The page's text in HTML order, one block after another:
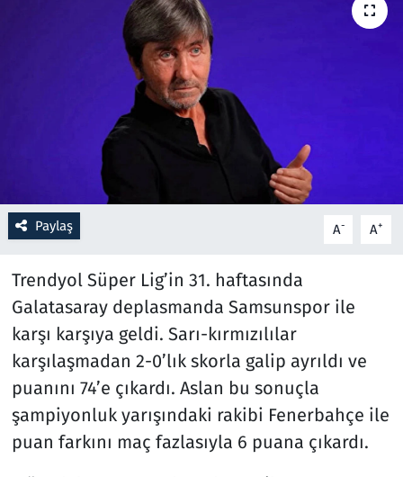
Paylaş A- A+
Trendyol Süper Lig’in 31. haftasında
Galatasaray deplasmanda Samsunspor ile
karşı karşıya geldi. Sarı-kırmızılılar
karşılaşmadan 2-0’lık skorla galip ayrıldı ve
puanını 74’e çıkardı. Aslan bu sonuçla
şampiyonluk yarışındaki rakibi Fenerbahçe ile
puan farkını maç fazlasıyla 6 puana çıkardı.
Resmi İlanlar
Rüya Tabirleri
Savunma Sanayi
Spor
Teknoloji ve Bilim
Televizyon